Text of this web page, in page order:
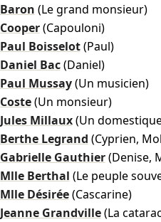
Baron (Le grand monsieur)
Cooper (Capouloni)
Paul Boisselot (Paul)
Daniel Bac (Daniel)
Paul Mussay (Un musicien)
Coste (Un monsieur)
Jules Millaux (Un
Berthe Legrand (Cyprien,
Gabrielle Gauthier (Denise,
Mlle Berthal (Le peuple
Mlle Désirée (Cascarine)
Jeanne Grandville (La